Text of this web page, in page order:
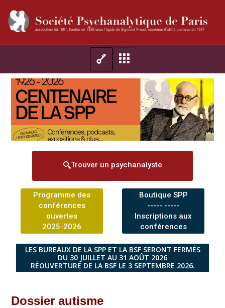
Trouver un psychanalyste
Programme des
conférences
ouvertes
2025-2026
Boutique SPP
----- -----
Inscriptions aux
conférences
LES BUREAUX DE LA SPP ET LA BSF SERONT FERMÉS
DU 30 JUILLET AU 31 AOÛT 2026
RÉOUVERTURE DE LA BSF LE 3 SEPTEMBRE 2026.
Dossier autisme